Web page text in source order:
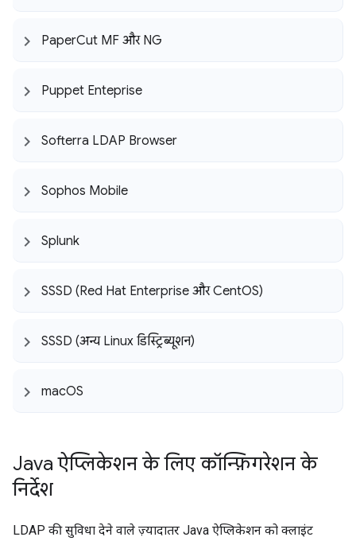
PaperCut MF और NG
Puppet Enteprise
Softerra LDAP Browser
Sophos Mobile
Splunk
SSSD (Red Hat Enterprise और CentOS)
SSSD (अन्य Linux डिस्ट्रिब्यूशन)
macOS
Java ऐप्लिकेशन के लिए कॉन्फ़िगरेशन के
निर्देश
LDAP की सुविधा देने वाले ज़्यादातर Java ऐप्लिकेशन को क्लाइंट